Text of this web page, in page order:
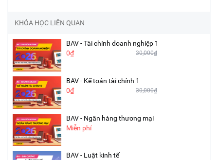
KHÓA HỌC LIÊN QUAN
BAV - Tài chính doanh nghiệp 1
0₫
30,000₫
BAV - Kế toán tài chính 1
0₫
30,000₫
BAV - Ngân hàng thương mại
Miễn phí
BAV - Luật kinh tế